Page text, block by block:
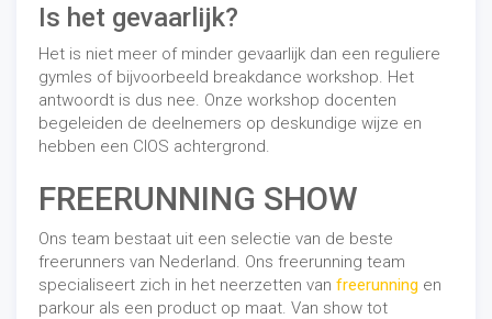
Is het gevaarlijk?
Het is niet meer of minder gevaarlijk dan een reguliere
gymles of bijvoorbeeld breakdance workshop. Het
antwoordt is dus nee. Onze workshop docenten
begeleiden de deelnemers op deskundige wijze en
hebben een CIOS achtergrond.
FREERUNNING SHOW
Ons team bestaat uit een selectie van de beste
freerunners van Nederland. Ons freerunning team
specialiseert zich in het neerzetten van freerunning en
parkour als een product op maat. Van show tot